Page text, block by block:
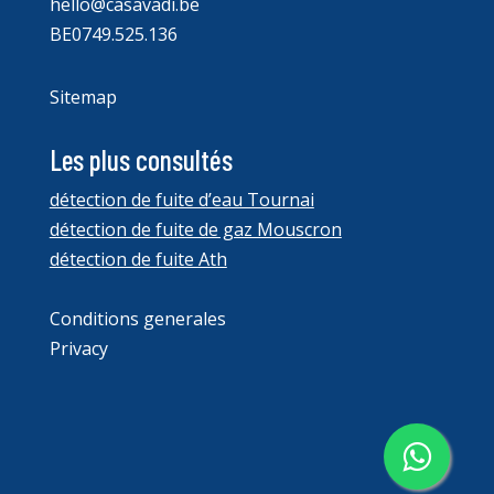
BE0749.525.136
Sitemap
Les plus consultés
détection de fuite d’eau Tournai
détection de fuite de gaz Mouscron
détection de fuite Ath
Conditions generales
Privacy